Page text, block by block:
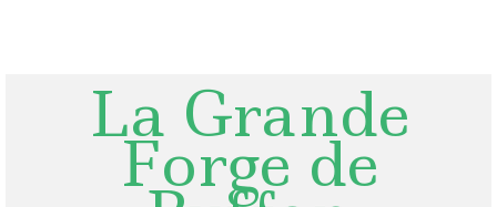
La Grande
Forge de